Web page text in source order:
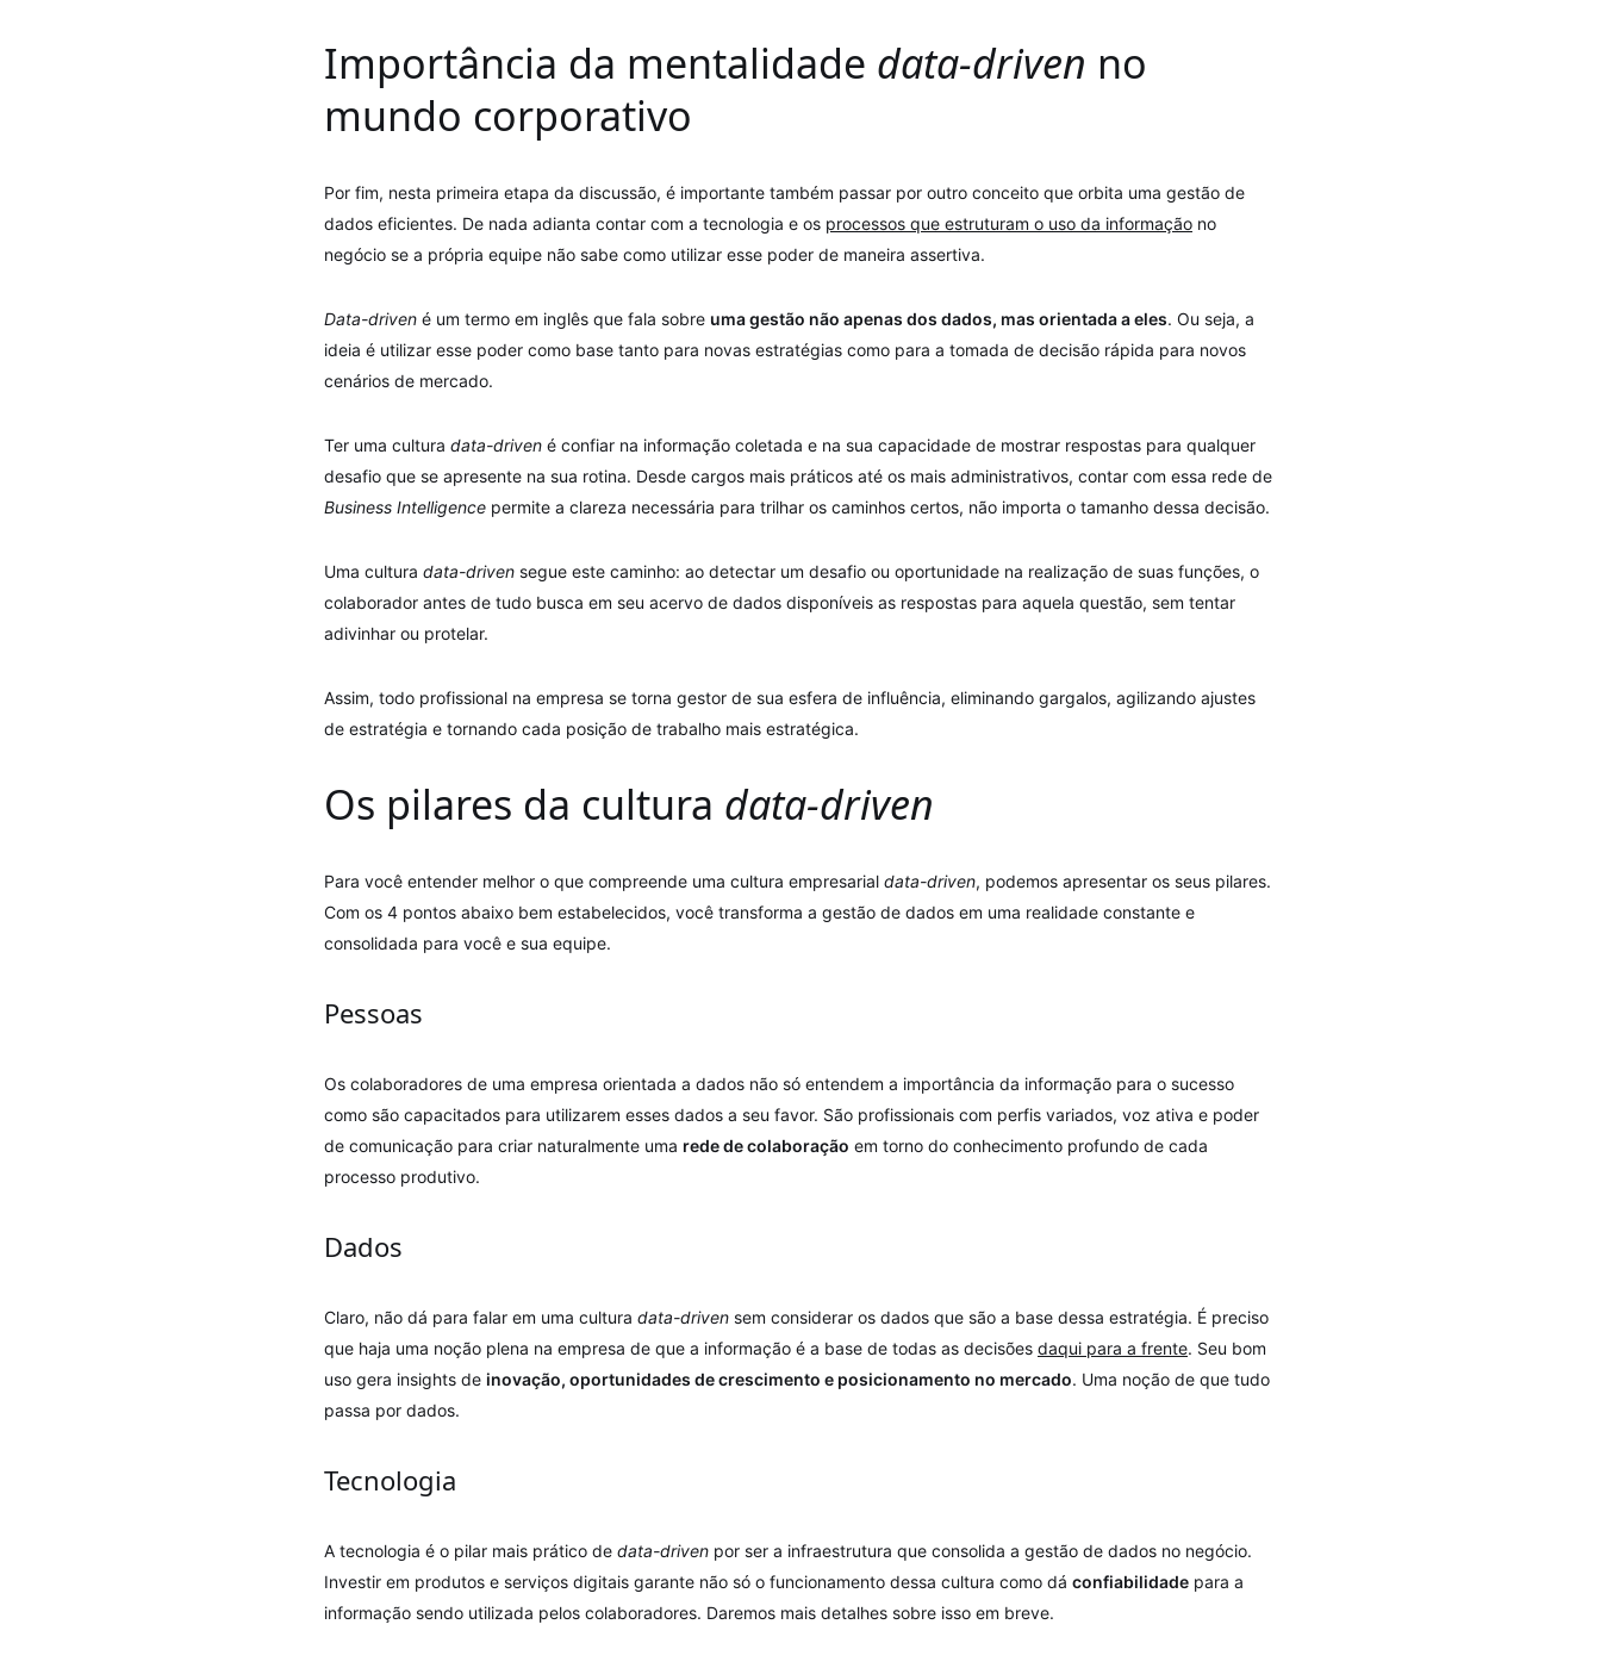
Importância da mentalidade data-driven no
mundo corporativo
Por fim, nesta primeira etapa da discussão, é importante também passar por outro conceito que orbita uma gestão de
dados eficientes. De nada adianta contar com a tecnologia e os processos que estruturam o uso da informação no
negócio se a própria equipe não sabe como utilizar esse poder de maneira assertiva.
Data-driven é um termo em inglês que fala sobre uma gestão não apenas dos dados, mas orientada a eles. Ou seja, a
ideia é utilizar esse poder como base tanto para novas estratégias como para a tomada de decisão rápida para novos
cenários de mercado.
Ter uma cultura data-driven é confiar na informação coletada e na sua capacidade de mostrar respostas para qualquer
desafio que se apresente na sua rotina. Desde cargos mais práticos até os mais administrativos, contar com essa rede de
Business Intelligence permite a clareza necessária para trilhar os caminhos certos, não importa o tamanho dessa decisão.
Uma cultura data-driven segue este caminho: ao detectar um desafio ou oportunidade na realização de suas funções, o
colaborador antes de tudo busca em seu acervo de dados disponíveis as respostas para aquela questão, sem tentar
adivinhar ou protelar.
Assim, todo profissional na empresa se torna gestor de sua esfera de influência, eliminando gargalos, agilizando ajustes
de estratégia e tornando cada posição de trabalho mais estratégica.
Os pilares da cultura data-driven
Para você entender melhor o que compreende uma cultura empresarial data-driven, podemos apresentar os seus pilares.
Com os 4 pontos abaixo bem estabelecidos, você transforma a gestão de dados em uma realidade constante e
consolidada para você e sua equipe.
Pessoas
Os colaboradores de uma empresa orientada a dados não só entendem a importância da informação para o sucesso
como são capacitados para utilizarem esses dados a seu favor. São profissionais com perfis variados, voz ativa e poder
de comunicação para criar naturalmente uma rede de colaboração em torno do conhecimento profundo de cada
processo produtivo.
Dados
Claro, não dá para falar em uma cultura data-driven sem considerar os dados que são a base dessa estratégia. É preciso
que haja uma noção plena na empresa de que a informação é a base de todas as decisões daqui para a frente. Seu bom
uso gera insights de inovação, oportunidades de crescimento e posicionamento no mercado. Uma noção de que tudo
passa por dados.
Tecnologia
A tecnologia é o pilar mais prático de data-driven por ser a infraestrutura que consolida a gestão de dados no negócio.
Investir em produtos e serviços digitais garante não só o funcionamento dessa cultura como dá confiabilidade para a
informação sendo utilizada pelos colaboradores. Daremos mais detalhes sobre isso em breve.